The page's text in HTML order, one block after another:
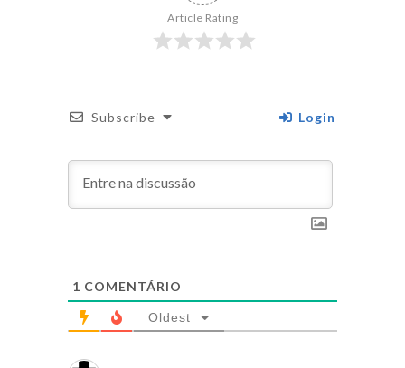
Article Rating
Subscribe Login
1 COMENTÁRIO
Oldest